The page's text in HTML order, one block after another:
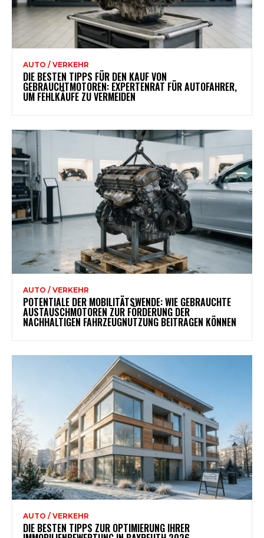
AUTO / VERKEHR
DIE BESTEN TIPPS FÜR DEN KAUF VON
GEBRAUCHTMOTOREN: EXPERTENRAT FÜR AUTOFAHRER,
UM FEHLKÄUFE ZU VERMEIDEN
AUTO / VERKEHR
POTENTIALE DER MOBILITÄTSWENDE: WIE GEBRAUCHTE
AUSTAUSCHMOTOREN ZUR FÖRDERUNG DER
NACHHALTIGEN FAHRZEUGNUTZUNG BEITRAGEN KÖNNEN
AUTO / VERKEHR
DIE BESTEN TIPPS ZUR OPTIMIERUNG IHRER